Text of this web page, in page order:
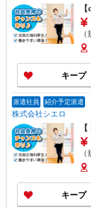
（規定
+
頂
い
+
キープ
派遣社員 紹介予定派遣
株式会社シエロ
（規定
+
頂
い
+
キープ